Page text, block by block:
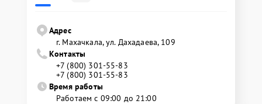
Адрес
г. Махачкала, ул. Дахадаева, 109
Контакты
+7 (800) 301-55-83
+7 (800) 301-55-83
Время работы
Работаем с 09:00 до 21:00